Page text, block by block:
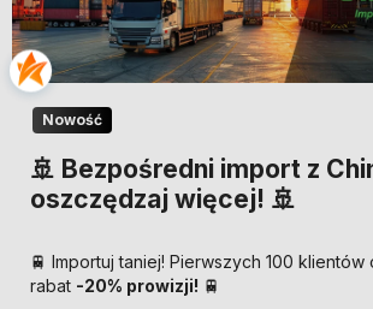
Nowość
🚢 Bezpośredni import z
oszczędzaj więcej! 🚢
🚆 Importuj taniej! Pierwszych 100 klientów
rabat -20% prowizji! 🚆